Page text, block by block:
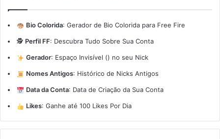
Bio Colorida: Gerador de Bio Colorida para Free Fire
🕵️ Perfil FF: Descubra Tudo Sobre Sua Conta
Gerador: Espaço Invisível (ㅤ) no seu Nick
Nomes Antigos: Histórico de Nicks Antigos
Data da Conta: Data de Criação da Sua Conta
Likes: Ganhe até 100 Likes Por Dia